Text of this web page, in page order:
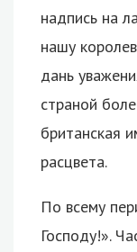
надпись на
нашу
дань
страной
британская
расцвета.
По всему
Господу!».